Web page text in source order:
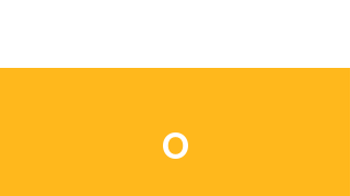
O